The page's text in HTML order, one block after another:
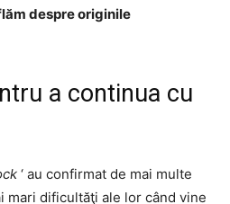
despre originile
a continua cu
‘ au confirmat de mai multe
mari dificultăţi ale lor când vine